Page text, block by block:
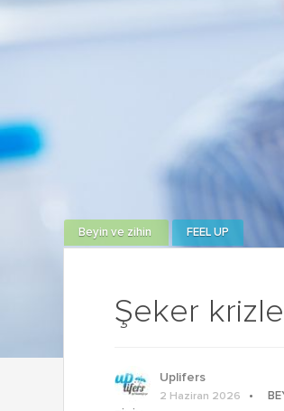
Şeker
Beyin ve zihin FEEL UP
Uplifers
2 Haziran 2026